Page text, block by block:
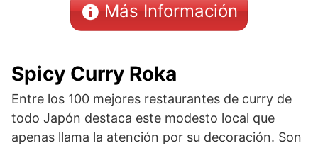
Más Información
Spicy Curry Roka
Entre los 100 mejores restaurantes de curry de
todo Japón destaca este modesto local que
apenas llama la atención por su decoración. Son